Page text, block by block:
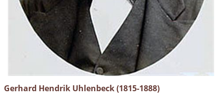
Gerhard Hendrik Uhlenbeck (1815-1888)